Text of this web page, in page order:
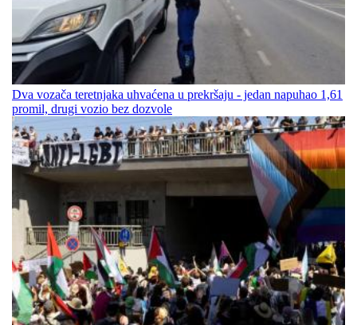
Dva vozača teretnjaka uhvaćena u prekršaju - jedan napuhao 1,61
promil, drugi vozio bez dozvole